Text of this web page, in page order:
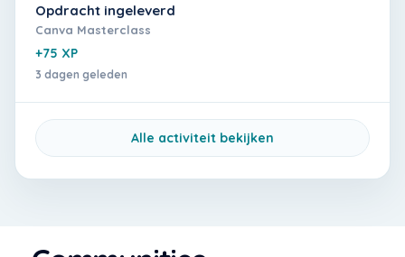
Opdracht ingeleverd
Canva Masterclass
+75 XP
3 dagen geleden
Alle activiteit bekijken